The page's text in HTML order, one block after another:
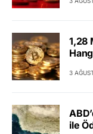
1,28
3
ile